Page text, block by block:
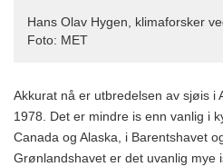
Hans Olav Hygen, klimaforsker
Foto: MET
Akkurat nå er utbredelsen av sjøis i
1978. Det er mindre is enn vanlig i
Canada og Alaska, i Barentshavet
Grønlandshavet er det uvanlig mye